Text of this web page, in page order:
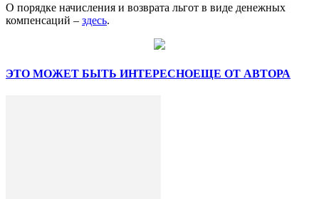
О порядке начисления и возврата льгот в виде денежных
компенсаций – здесь.
ЭТО МОЖЕТ БЫТЬ ИНТЕРЕСНОЕЩЕ ОТ АВТОРА